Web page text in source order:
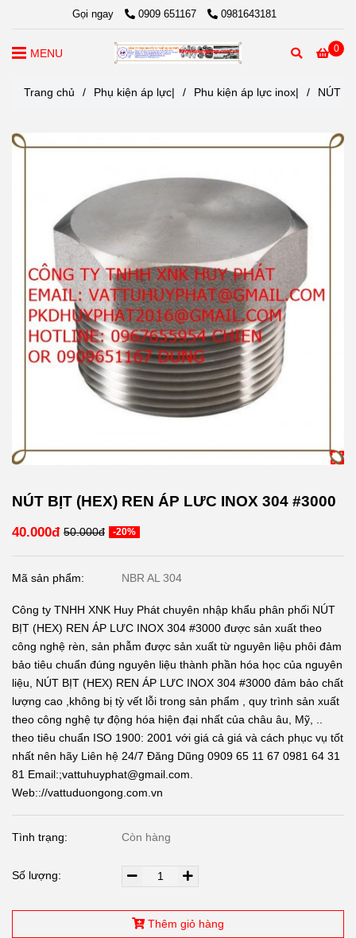
Gọi ngay 0909 651167 0981643181
0
MENU
Trang chủ / Phụ kiện áp lực| / Phu kiện áp lực inox| / NÚT
NÚT BỊT (HEX) REN ÁP LƯC INOX 304 #3000
40.000đ 50.000đ -20%
Mã sản phẩm: NBR AL 304
Công ty TNHH XNK Huy Phát chuyên nhập khẩu phân phối NÚT
BỊT (HEX) REN ÁP LƯC INOX 304 #3000 được sản xuất theo
công nghệ rèn, sản phẫm được sản xuất từ nguyên liệu phôi đảm
bảo tiêu chuẩn đúng nguyên liệu thành phần hóa học của nguyên
liệu, NÚT BỊT (HEX) REN ÁP LƯC INOX 304 #3000 đảm bảo chất
lượng cao ,không bị tỳ vết lỗi trong sản phẩm , quy trình sản xuất
theo công nghệ tự động hóa hiện đại nhất của châu âu, Mỹ, ..
theo tiêu chuẩn ISO 1900: 2001 với giá cả giá và cách phục vụ tốt
nhất nên hãy Liên hệ 24/7 Đăng Dũng 0909 65 11 67 0981 64 31
81 Email:;vattuhuyphat@gmail.com.
Web:://vattuduongong.com.vn
Tình trạng: Còn hàng
Số lượng:
Thêm giỏ hàng